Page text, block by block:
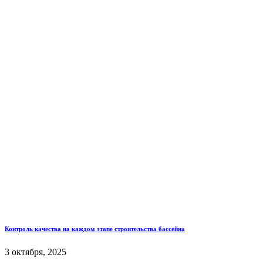
Контроль качества на каждом этапе строительства бассейна
3 октября, 2025